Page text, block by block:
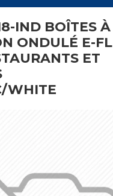
IND BOÎTES
ONDULÉ E-
ET
WHITE